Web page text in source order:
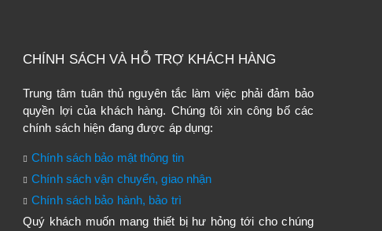
CHÍNH SÁCH VÀ HỖ TRỢ KHÁCH HÀNG
Trung tâm tuân thủ nguyên tắc làm việc phải đảm bảo
quyền lợi của khách hàng. Chúng tôi xin công bố các
chính sách hiện đang được áp dụng:
Chính sách bảo mật thông tin
Chính sách vận chuyển, giao nhận
Chính sách bảo hành, bảo trì
Quý khách muốn mang thiết bị hư hỏng tới cho chúng